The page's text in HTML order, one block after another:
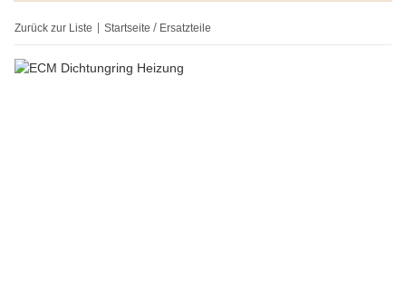
Zurück zur Liste Startseite Ersatzteile